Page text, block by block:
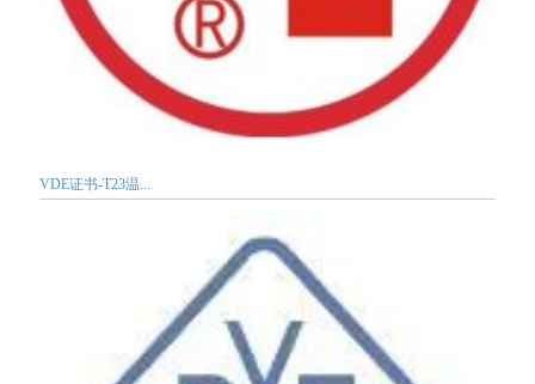
VDE证书-T23温...